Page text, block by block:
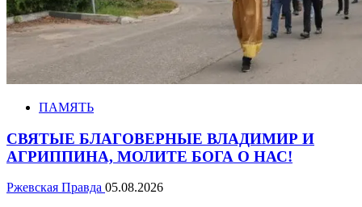
ПАМЯТЬ
СВЯТЫЕ БЛАГОВЕРНЫЕ ВЛАДИМИР И
АГРИППИНА, МОЛИТЕ БОГА О НАС!
Ржевская Правда 05.08.2026